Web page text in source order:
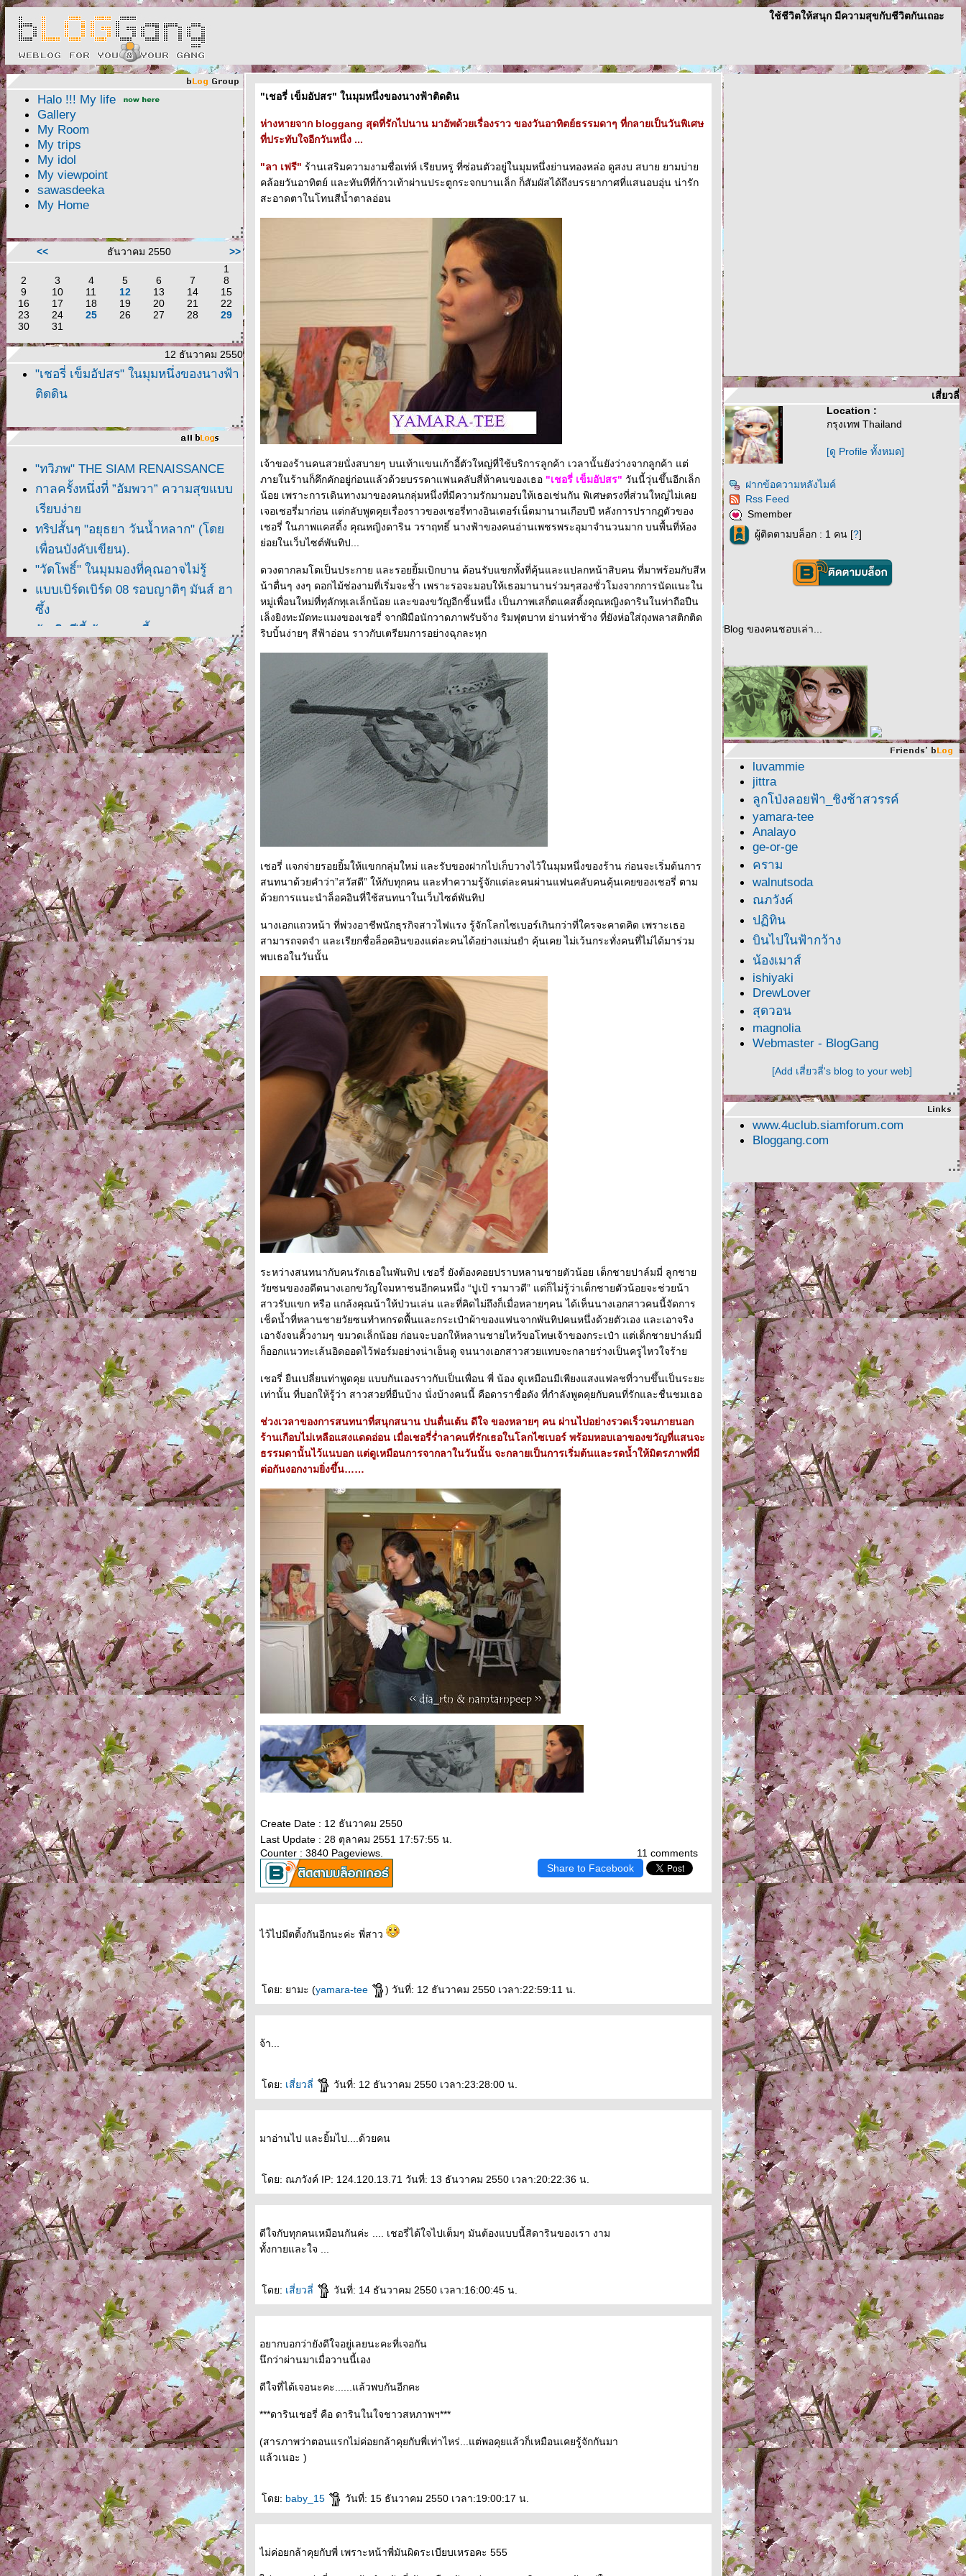
ช้ชีวิตให้สนุก มีความสุขกับชีวิตกันเถอะ
Halo !!! My life
Gallery
My Room
My trips
My idol
My viewpoint
sawasdeeka
My Home
<< ธันวาคม 2550
>>
1
2
3 4 5 6 7
8
9
10 11 12 13 14
15
16
17 18 19 20 21
22
23
24 25 26 27 28
29
30
31
12 ธันวาคม 2550
"เชอรี่ เข็มอัปสร" ในมุมหนึ่งของนางฟ้า
ติดดิน
"ทวิภพ" THE SIAM RENAISSANCE
กาลครั้งหนึ่งที่ ”อัมพวา” ความสุขแบบ
เรียบง่า
ทริปสั้นๆ "อยุธยา วันน้ำหลาก" (โด
เพื่อนบังคับเขียน).
"วัดโพธิ์" ในมุมมองที่คุณอาจไม่รู้
บบเบิร์ดเบิร์ด 08 รอบญาติๆ มันส์ ฮา
ซึ้ง
วันเกิดปีนี้ กับเพลงๆ นี้
มุมหนึ่ง ณ ศาลาสหทัยสมาคม ร่วมลง
นามถวายอาลั
ปีเอย ปีใหม่
จะปีใหม่แล้วเด้อ... มาใช้ริงโทน"คืน
ข้ามปี"กันเถอะ
"เชอรี่ เข็มอัปสร" ในมุมหนึ่งของนางฟ้า
ติดดิน
วันแต่งงานของเพื่อนสาวคนหนึ่งกับเจ้า
ตัวน้อยของเพื่อนสาวอีกหลายคน
ทรงฉลองพระองค์สีชมพู เสด็จกลับวัง ...
ละครเพลง "บัลลังก์เมฆ" การสร้างสรรค์
วิกฤติเป็นโอกาส
สักวา 19 ก.ย.ครบ ปี แล้ว....
“ลูกคุณหลวง” ละครเวที ณ เมืองไทยรัช
ดาลัยเธียเตอร์ สนุกค่ะ
พี่เบิร์ดกับกาชาดคอนเสริ์ต
เฉลิมพระเกียรติ 80 พรรษา
รำลึกพี่เต๋อ คอนเสริ์ตที่เป็นธรรมชาติ
เกินกว่าจะเฟค
เซ็ง ท้อแท้ คุณนึกถึงเพลงอะไรกัน? เรา
นึกถึงเพลงนี้ค่ะ
ว่บไปดูคอนเสริ์ตพี่น้องร้องเพลงน้ำเน่า
ละปาล์มี่ปะทะทีโบน
Dare to Dance คอนเสิร์ตสุด Fake แต่
ติ๊นา สุดยอด
บรรยากาศ เปิดตัว ชายยูล ทูตท่องเที่ยว
อิมพอร์ตจากเกาหลี
คนป่วยรายงานตัว ร้อนจนเป็นหวัด
...ซะงั้น
ไอ้บ้าเอ๊ย !!! มันวางยาเบื่อแมวตายหมู่ 3
ศพ
Live and Learn !!! มอบเพลงนี้ให้ตัวเอง
รอบสื่อ หนังตำนานฯ ภาค 2 ที่สยามพา
รากอน
"For The Children With Jerry Yan" กับ
กงค์ผู้ชายที่พาเราท่องโลกที่กว้างกว่า
เดิมเสมอ
ปีหมาน่ารักจะผ่านไปแล้ว ปีหมูอ้วน
กำลังมาก้อควรทำชีวิตให้สดชื่นใช่
มะ???
"เชอรี่ เข็มอัปสร" ในมุมหนึ่งของนางฟ้าติดดิน
ห่างหายจาก bloggang สุดที่รักไปนาน มาอัพด้วยเรื่องราว ของวันอาทิตย์ธรรมดาๆ ที่กลายเป็นวันพิเศษ
ที่ประทับใจอีกวันหนึ่ง ...
"ลา เฟรี" ร้านเสริมความงามชื่อเท่ห์ เรียบหรู ที่ซ่อนตัวอยู่ในมุมหนึ่งย่านทองหล่อ ดูสงบ สบาย ยามบ่า
คล้อยวันอาทิตย์ และทันทีที่ก้าวเท้าผ่านประตูกระจกบานเล็ก ก็สัมผัสได้ถึงบรรยากาศที่แสนอบอุ่น น่ารัก
สะอาดตาในโทนสีน้ำตาลอ่อน
เจ้าของร้านคนสวยนั่งสบายๆ บนเท้าแขนเก้าอี้ตัวใหญ่ที่ใช้บริการลูกค้า เวลานั้นยังว่างจากลูกค้า แต่
ภายในร้านก็คึกคักอยู่ก่อนแล้วด้วยบรรดาแฟนคลับสี่ห้าคนของเธอ "เชอรี่ เข็มอัปสร" วันนี้วุ่นขึ้นอีกเล็ก
น้อย เพราะการเดินทางมาของคนกลุ่มหนึ่งที่มีความรักมามอบให้เธอเช่นกัน พิเศษตรงที่ส่วนใหญ่ไม่เค
เจอเชอรี่มาก่อน แต่กลับพูดคุยเรื่องราวของเชอรี่ทางอินเตอร์เน็ตมานานเกือบปี หลังการปรากฎตัวของ
เชอรี่ ในภาพแคสติ้ง คุณหญิงดาริน วราฤทธิ์ นางฟ้าของคนอ่านเพชรพระอุมาจำนวนมาก บนพื้นที่ห้อง
่อยในเว็บไซต์พันทิป...
ดวงตากลมโตเป็นประกาย และรอยยิ้มเบิกบาน ต้อนรับแขกทั้งที่คุ้นและแปลกหน้าสิบคน ที่มาพร้อมกับสีห
น้าตื่นๆ งงๆ ดอกไม้ช่องามที่เริ่มจะช้ำ เพราะรอจะมอบให้เธอมานานร่วมๆสองชั่วโมงจากการนัดแนะใน
หมู่เพื่อนใหม่ที่ทุลักทุเลเล็กน้อย และของขวัญอีกชิ้นหนึ่ง เป็นภาพเสก็ตแคสติ้งคุณหญิงดารินในท่าถือปืน
เล็งยิงทะมัดทะแมงของเชอรี่ จากฝีมือนักวาดภาพรับจ้าง ริมฟุตบาท ย่านท่าช้าง ที่ยังห่อใส่ถุงพลาสติกติด
ริบบิ้นง่ายๆ สีฟ้าอ่อน ราวกับเตรียมการอย่างฉุกละหุก
เชอรี่ แจกจ่ายรอยยิ้มให้แขกกลุ่มใหม่ และรับของฝากไปเก็บวางไว้ในมุมหนึ่งของร้าน ก่อนจะเริ่มต้นการ
สนทนาด้วยคำว่า”สวัสดี” ให้กับทุกคน และทำความรู้จักแต่ละคนผ่านแฟนคลับคนคุ้นเคยของเชอรี่ ตาม
ด้วยการแนะนำล็อคอินที่ใช้สนทนาในเว็บไซต์พันทิป
นางเอกแถวหน้า ที่พ่วงอาชีพนักธุรกิจสาวไฟแรง รู้จักโลกไซเบอร์เกินกว่าที่ใครจะคาดคิด เพราะเธอ
สามารถจดจำ และเรียกชื่อล็อคอินของแต่ละคนได้อย่างแม่นยำ คุ้นเคย ไม่เว้นกระทั่งคนที่ไม่ได้มาร่วม
พบเธอในวันนั้น
ระหว่างสนทนากับคนรักเธอในพันทิป เชอรี่ ยังต้องคอยปราบหลานชายตัวน้อย เด็กชายปาล์มมี่ ลูกชา
วัยซนของอดีตนางเอกขวัญใจมหาชนอีกคนหนึ่ง “ปูเป้ รามาวดี” แต่ก็ไม่รู้ว่าเด็กชายตัวน้อยจะช่วยน้า
สาวรับแขก หรือ แกล้งคุณน้าให้ป่วนเล่น และที่คิดไม่ถึงก็เมื่อหลายๆคน ได้เห็นนางเอกสาวคนนี้จัดการ
เช็ดน้ำที่หลานชายวัยซนทำหกรดพื้นและกระเป๋าผ้าของแฟนจากพันทิปคนหนึ่งด้วยตัวเอง และเอาจริง
เอาจังจนคิ้วงามๆ ขมวดเล็กน้อย ก่อนจะบอกให้หลานชายไหว้ขอโทษเจ้าของกระเป๋า แต่เด็กชายปาล์มมี่
ก็ออกแนวทะเล้นอิดออดไว้ฟอร์มอย่างน่าเอ็นดู จนนางเอกสาวสวยแทบจะกลายร่างเป็นครูไหวใจร้า
เชอรี่ ยืนเปลี่ยนท่าพูดคุย แบบกันเองราวกับเป็นเพื่อน พี่ น้อง ดูเหมือนมีเพียงแสงแฟลชที่วาบขึ้นเป็นระยะ
เท่านั้น ที่บอกให้รู้ว่า สาวสวยที่ยืนบ้าง นั่งบ้างคนนี้ คือดาราชื่อดัง ที่กำลังพูดคุยกับคนที่รักและชื่นชมเธอ
ช่วงเวลาของการสนทนาที่สนุกสนาน ปนตื่นเต้น ดีใจ ของหลายๆ คน ผ่านไปอย่างรวดเร็วจนภายนอก
ร้านเกือบไม่เหลือแสงแดดอ่อน เมื่อเชอรี่ร่ำลาคนที่รักเธอในโลกไซเบอร์ พร้อมหอบเอาของขวัญที่แสนจะ
ธรรมดานั้นไว้แนบอก แต่ดูเหมือนการจากลาในวันนั้น จะกลายเป็นการเริ่มต้นและรดน้ำให้มิตรภาพที่มี
ต่อกันงอกงามยิ่งขึ้น
Create Date : 12 ธันวาคม 2550
Last Update : 28 ตุลาคม 2551 17:57:55 น.
11 comments
Counter : 3840 Pageviews.
Share to Facebook
ไว้ไปมีตติ้งกันอีกนะค่ะ พี่สาว
ดย: ยามะ (yamara-tee ) วันที่: 12 ธันวาคม 2550 เวลา:22:59:11 น.
จ้า...
ดย: เสี่ยวลี่ วันที่: 12 ธันวาคม 2550 เวลา:23:28:00 น.
มาอ่านไป และยิ้มไป....ด้วยคน
ดย: ณภวังค์ IP: 124.120.13.71 วันที่: 13 ธันวาคม 2550 เวลา:20:22:36 น.
ดีใจกับทุกคนเหมือนกันค่ะ .... เชอรี่ได้ใจไปเต็มๆ มันต้องแบบนี้สิดารินของเรา งาม
ทั้งกายและใจ ...
ดย: เสี่ยวลี่ วันที่: 14 ธันวาคม 2550 เวลา:16:00:45 น.
อยากบอกว่ายังดีใจอยู่เลยนะคะที่เจอกัน
นึกว่าผ่านมาเมื่อวานนี้เอง
ดีใจที่ได้เจอนะคะ......แล้วพบกันอีกคะ
***ดารินเชอรี่ คือ ดารินในใจชาวสหภาพฯ***
(สารภาพว่าตอนแรกไม่ค่อยกล้าคุยกับพี่เท่าไหร่...แต่พอคุยแล้วก็เหมือนเคยรู้จักกันมา
ล้วเนอะ )
ดย: baby_15 วันที่: 15 ธันวาคม 2550 เวลา:19:00:17 น.
ไม่ค่อยกล้าคุยกับพี่ เพราะหน้าพี่มันผิดระเบียบเหรอคะ 555
เสี่ยวลี่
Location :
กรุงเทพ Thailand
[ดู Profile ทั้งหมด]
ฝากข้อความหลังไมค์
Rss Feed
Smember
ผู้ติดตามบล็อก : 1 คน [?]
Blog ของคนชอบเล่า...
luvammie
jittra
ลูกโป่งลอยฟ้า_ชิงช้าสวรรค์
yamara-tee
Analayo
ge-or-ge
คราม
walnutsoda
ณภวังค์
ปฏิทิน
บินไปในฟ้ากว้าง
น้องเมาส์
ishiyaki
DrewLover
สุดวอน
magnolia
Webmaster - BlogGang
[Add เสี่ยวลี่'s blog to your web]
www.4uclub.siamforum.com
Bloggang.com